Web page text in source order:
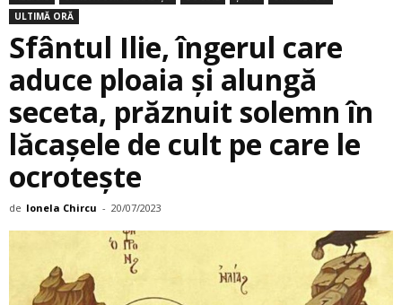
ULTIMĂ ORĂ
Sfântul Ilie, îngerul care
aduce ploaia şi alungă
seceta, prăznuit solemn în
lăcaşele de cult pe care le
ocroteşte
de Ionela Chircu - 20/07/2023